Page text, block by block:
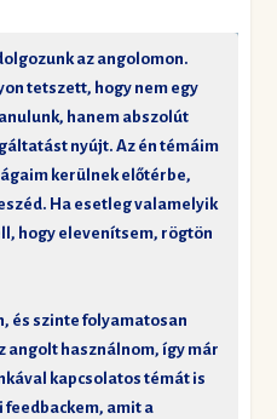
az angolomon.
tetszett, hogy nem egy
hanem abszolút
nyújt. Az én témáim
kerülnek előtérbe,
Ha esetleg valamelyik
hogy elevenítsem, rögtön
és szinte folyamatosan
angolt használnom, így már
kapcsolatos témát is
amit a